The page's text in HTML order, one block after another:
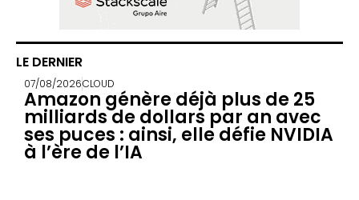
LE DERNIER
07/08/2026CLOUD
Amazon génère déjà plus de 25
milliards de dollars par an avec
ses puces : ainsi, elle défie NVIDIA
à l’ère de l’IA